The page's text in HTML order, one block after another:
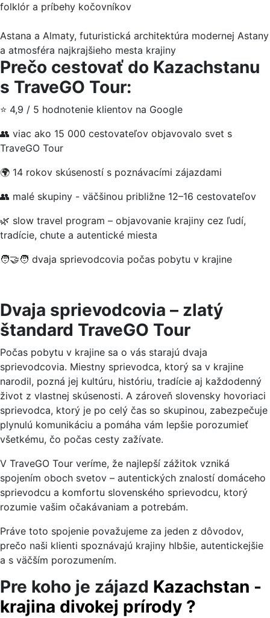
folklór a príbehy kočovníkov
Astana a Almaty, futuristická architektúra modernej Astany
a atmosféra najkrajšieho mesta krajiny
Prečo cestovať do Kazachstanu
s TraveGO Tour:
⭐ 4,9 / 5 hodnotenie klientov na Google
👥 viac ako 15 000 cestovateľov objavovalo svet s
TraveGO Tour
🌍 14 rokov skúseností s poznávacími zájazdami
👥 malé skupiny - väčšinou približne 12–16 cestovateľov
🌿 slow travel program – objavovanie krajiny cez ľudí,
tradície, chute a autentické miesta
🧑‍🤝‍🧑 dvaja sprievodcovia počas pobytu v krajine
Dvaja sprievodcovia – zlatý
štandard TraveGO Tour
Počas pobytu v krajine sa o vás starajú dvaja
sprievodcovia. Miestny sprievodca, ktorý sa v krajine
narodil, pozná jej kultúru, históriu, tradície aj každodenný
život z vlastnej skúsenosti. A zároveň slovensky hovoriaci
sprievodca, ktorý je po celý čas so skupinou, zabezpečuje
plynulú komunikáciu a pomáha vám lepšie porozumieť
všetkému, čo počas cesty zažívate.
V TraveGO Tour veríme, že najlepší zážitok vzniká
spojením oboch svetov – autentických znalostí domáceho
sprievodcu a komfortu slovenského sprievodcu, ktorý
rozumie vašim očakávaniam a potrebám.
Práve toto spojenie považujeme za jeden z dôvodov,
prečo naši klienti spoznávajú krajiny hlbšie, autentickejšie
a s väčším porozumením.
Pre koho je zájazd Kazachstan -
krajina divokej prírody ?